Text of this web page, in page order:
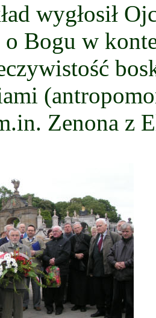
wygłosił
Bogu w
Zenona z